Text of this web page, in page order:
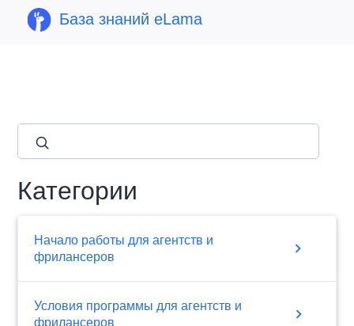
База знаний eLama
Категории
Начало работы для агентств и
фрилансеров
chevron_right
Условия программы для агентств и
фрилансеров
chevron_right